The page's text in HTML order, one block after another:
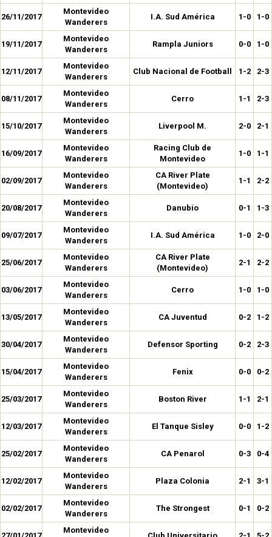
26/11/2017
Montevideo
Wanderers
I.A. Sud América 1-0 1-0
19/11/2017
Montevideo
Wanderers
Rampla Juniors 0-0 1-0
12/11/2017
Montevideo
Wanderers
Club Nacional de Football 1-2 2-3
08/11/2017
Montevideo
Wanderers
Cerro 1-1 2-3
15/10/2017
Montevideo
Wanderers
Liverpool M. 2-0 2-1
16/09/2017
Montevideo
Wanderers
Racing Club de
Montevideo
1-0 1-1
02/09/2017
Montevideo
Wanderers
CA River Plate
(Montevideo)
1-1 2-2
20/08/2017
Montevideo
Wanderers
Danubio 0-1 1-3
09/07/2017
Montevideo
Wanderers
I.A. Sud América 1-0 2-0
25/06/2017
Montevideo
Wanderers
CA River Plate
(Montevideo)
2-1 2-2
03/06/2017
Montevideo
Wanderers
Cerro 1-0 1-0
13/05/2017
Montevideo
Wanderers
CA Juventud 0-2 1-2
30/04/2017
Montevideo
Wanderers
Defensor Sporting 0-2 2-3
15/04/2017
Montevideo
Wanderers
Fenix 0-0 0-2
25/03/2017
Montevideo
Wanderers
Boston River 1-1 2-1
12/03/2017
Montevideo
Wanderers
El Tanque Sisley 0-0 1-2
25/02/2017
Montevideo
Wanderers
CA Penarol 0-3 0-4
12/02/2017
Montevideo
Wanderers
Plaza Colonia 2-1 3-1
02/02/2017
Montevideo
Wanderers
The Strongest 0-1 0-2
Montevideo